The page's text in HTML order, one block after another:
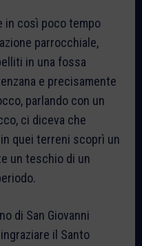
in così poco tempo
parrocchiale,
in una fossa
e precisamente
parlando con un
ci diceva che
quei terreni scoprì un
un teschio di un
di San Giovanni
il Santo